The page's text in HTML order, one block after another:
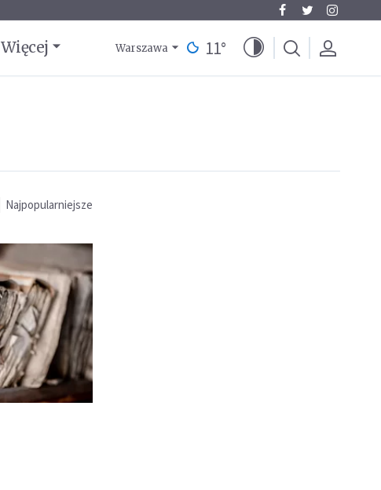
Więcej Warszawa 11°
Najpopularniejsze